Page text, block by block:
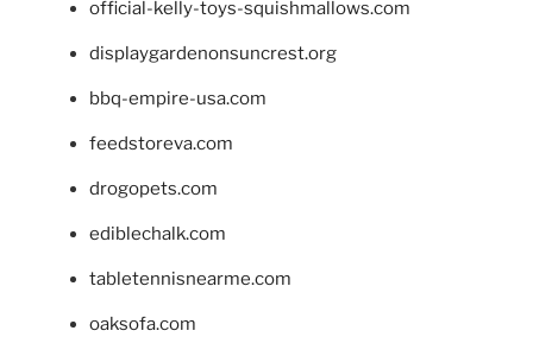
official-kelly-toys-squishmallows.com
displaygardenonsuncrest.org
bbq-empire-usa.com
feedstoreva.com
drogopets.com
ediblechalk.com
tabletennisnearme.com
oaksofa.com